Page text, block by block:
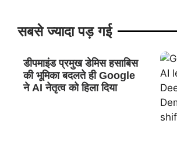
सबसे ज्यादा पड़ गई
डीपमाइंड प्रमुख डेमिस हसाबिस
की भूमिका बदलते ही Google
ने AI नेतृत्व को हिला दिया